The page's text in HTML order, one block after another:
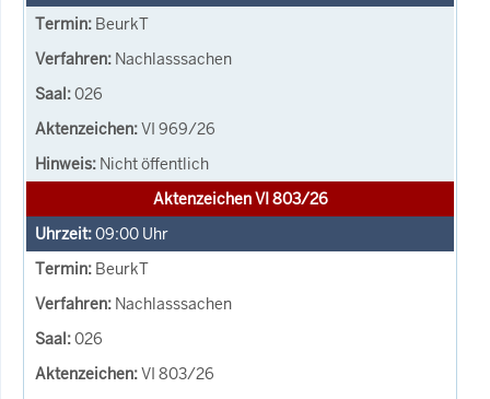
BeurkT
Nachlasssachen
026
VI 969/26
Nicht öffentlich
Aktenzeichen VI 803/26
09:00 Uhr
BeurkT
Nachlasssachen
026
VI 803/26